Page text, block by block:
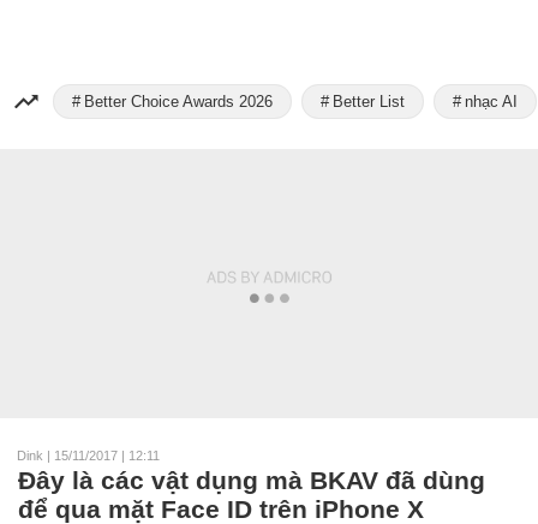
Better Choice Awards 2026 Better List nhạc AI
Dink | 15/11/2017 | 12:11
Đây là các vật dụng mà BKAV đã dùng
để qua mặt Face ID trên iPhone X